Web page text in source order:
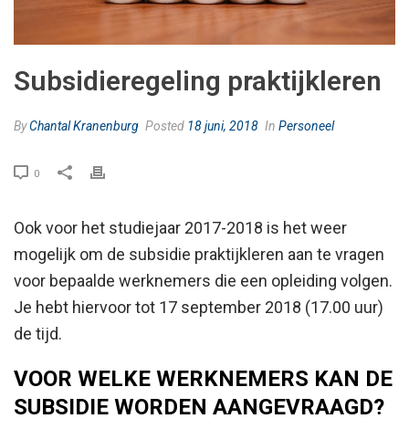
Subsidieregeling praktijkleren
ByChantal Kranenburg Posted 18 juni, 2018 In Personeel
0
Ook voor het studiejaar 2017-2018 is het weer
mogelijk om de subsidie praktijkleren aan te vragen
voor bepaalde werknemers die een opleiding volgen.
Je hebt hiervoor tot 17 september 2018 (17.00 uur)
de tijd.
VOOR WELKE WERKNEMERS KAN DE
SUBSIDIE WORDEN AANGEVRAAGD?